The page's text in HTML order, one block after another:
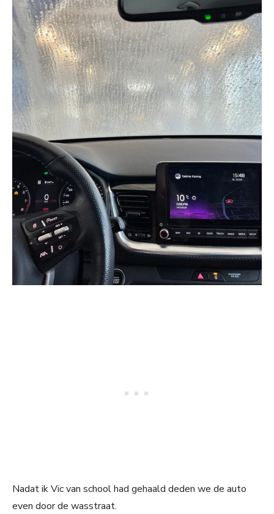
Nadat ik Vic van school had gehaald deden we de auto
even door de wasstraat.